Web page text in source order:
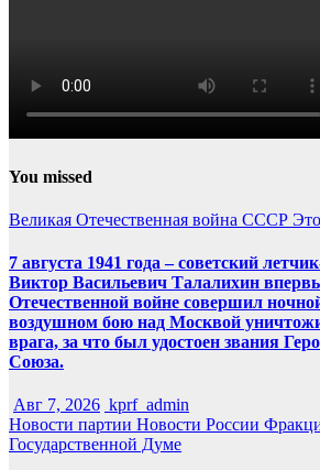
You missed
Великая Отечественная война СССР
7 августа 1941 года – советский
Виктор Васильевич Талалихин
Отечественной войне совершил
воздушном бою над Москвой
врага, за что был удостоен звания
Союза.
Авг 7, 2026 kprf_admin
Новости партии Новости России
Государственной Думе